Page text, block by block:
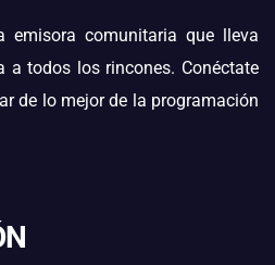
emisora comunitaria que lleva
a todos los rincones. Conéctate
de lo mejor de la programación